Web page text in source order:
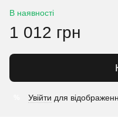
В наявності
1 012 грн
Увійти для